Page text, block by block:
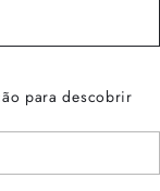
para descobrir